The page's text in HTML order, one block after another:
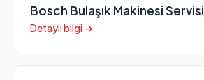
Bosch Bulaşık Makinesi Servisi
Detaylı bilgi →